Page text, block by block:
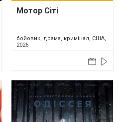
Мотор Сіті
бойовик, драма, кримінал, США,
2026